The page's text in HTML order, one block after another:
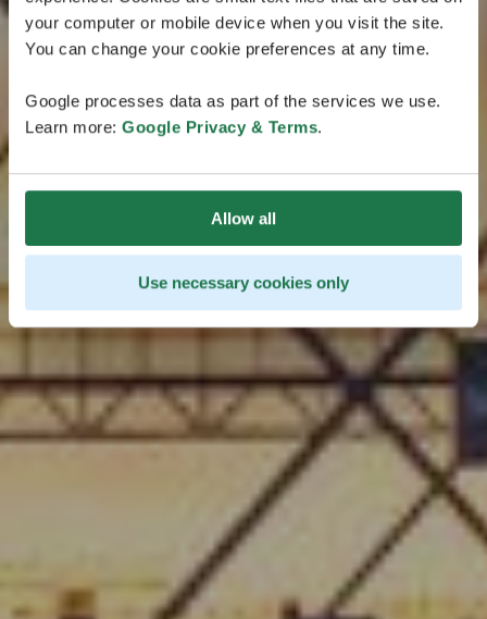
your computer or mobile device when you visit the site.
You can change your cookie preferences at any time.
Google processes data as part of the services we use.
Learn more: Google Privacy & Terms.
Allow all
Use necessary cookies only
air. Explorez la capitale et ses alentours et laissez-
vous surprendre par les bonnes tables, le design, les
réputation de cette région, le tout sans avoir à
parcourir de grandes distances.